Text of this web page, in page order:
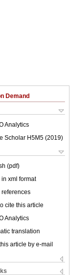
Demand
Analytics
Scholar H5M5 (2019)
(pdf)
in xml format
references
cite this article
Analytics
translation
article by e-mail